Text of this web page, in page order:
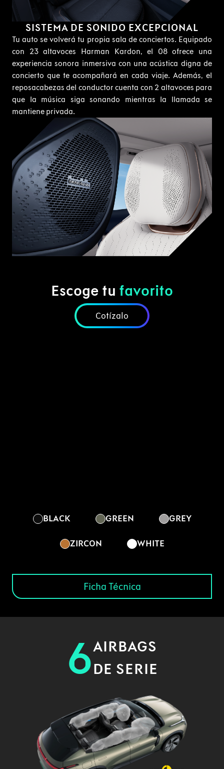
SISTEMA DE SONIDO EXCEPCIONAL
Tu auto se volverá tu propia sala de conciertos. Equipado
con 23 altavoces Harman Kardon, el 08 ofrece una
experiencia sonora inmersiva con una acústica digna de
concierto que te acompañará en cada viaje. Además, el
reposacabezas del conductor cuenta con 2 altavoces para
que la música siga sonando mientras la llamada se
mantiene privada.
Escoge tu favorito
Cotízalo
BLACK GREEN GREY
ZIRCON WHITE
Ficha Técnica
6AIRBAGS
DE SERIE